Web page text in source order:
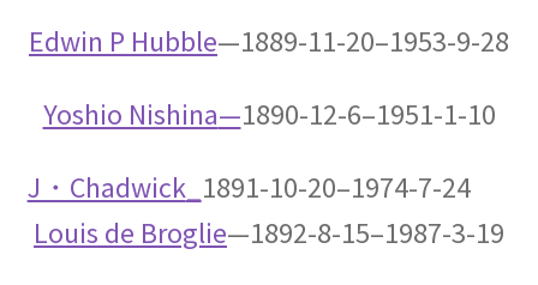
ベンジャミンフランクリンからファインマン他
アルキメデス
【兵器を発案し円周率を推定（幾何
Edwin P Hubble—1889-11-20–1953-9-28
Yoshio Nishina—1890-12-6–1951-1-10
J・Chadwick_ 1891-10-20–1974-7-24
Louis de Broglie—1892-8-15–1987-3-19